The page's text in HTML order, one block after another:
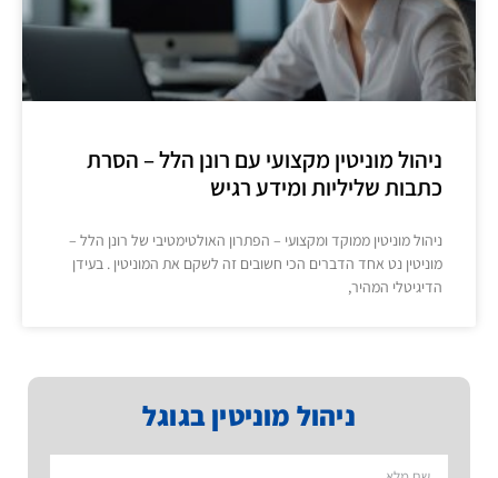
ניהול מוניטין בגוגל
ניהול מוניטין מקצועי עם רונן הלל – הסרת
כתבות שליליות ומידע רגיש
ניהול מוניטין ממוקד ומקצועי – הפתרון האולטימטיבי של רונן הלל –
מוניטין נט אחד הדברים הכי חשובים זה לשקם את המוניטין . בעידן
הדיגיטלי המהיר,